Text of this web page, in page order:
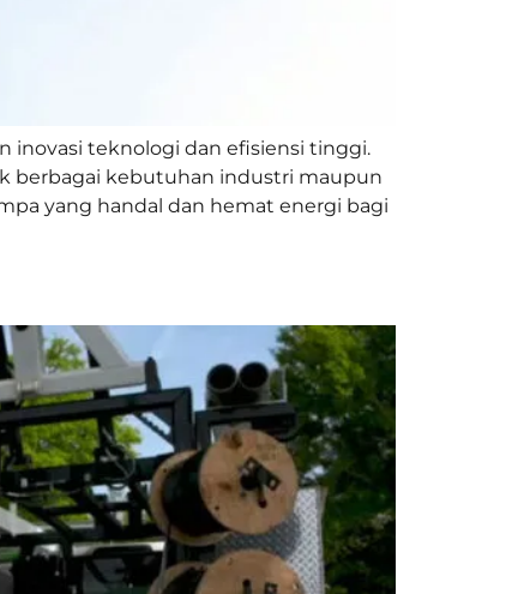
inovasi teknologi dan efisiensi tinggi.
berbagai kebutuhan industri maupun
yang handal dan hemat energi bagi